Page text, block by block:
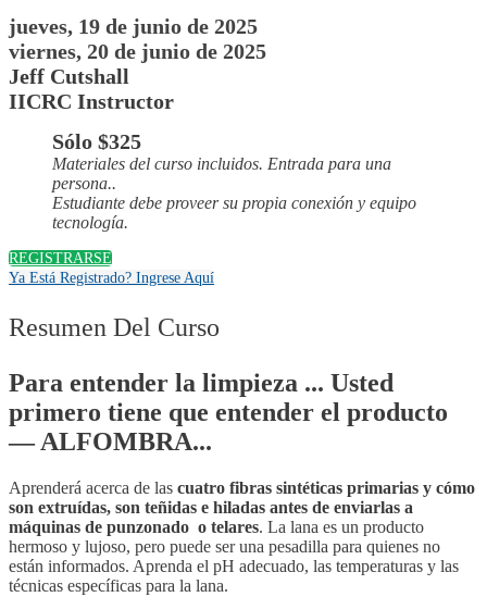
jueves, 19 de junio de 2025
viernes, 20 de junio de 2025
Jeff Cutshall
IICRC Instructor
Sólo $325
Materiales del curso incluidos. Entrada para una
persona..
Estudiante debe proveer su propia conexión y equipo
tecnología.
REGISTRARSE
Ya Está Registrado? Ingrese Aquí
Resumen Del Curso
Para entender la limpieza ... Usted
primero tiene que entender el producto
— ALFOMBRA...
Aprenderá acerca de las cuatro fibras sintéticas primarias y cómo
son extruídas, son teñidas e hiladas antes de enviarlas a
máquinas de punzonado o telares. La lana es un producto
hermoso y lujoso, pero puede ser una pesadilla para quienes no
están informados. Aprenda el pH adecuado, las temperaturas y las
técnicas específicas para la lana.